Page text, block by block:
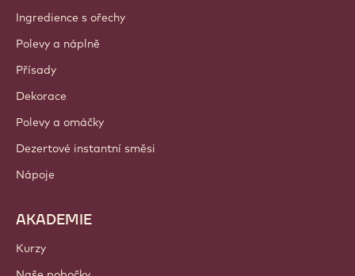
Ingredience s ořechy
Polevy a náplně
Přísady
Dekorace
Polevy a omáčky
Dezertové instantní směsi
Nápoje
AKADEMIE
Kurzy